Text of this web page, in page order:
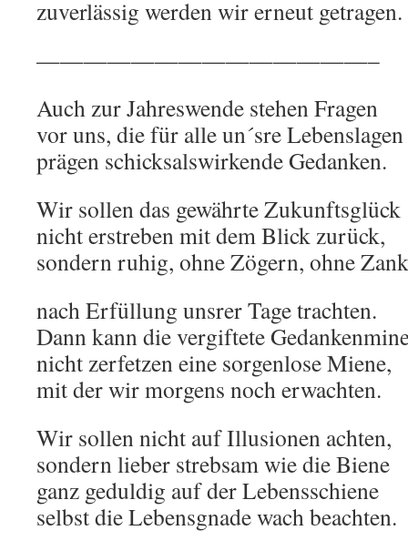
zuverlässig werden wir erneut getragen.
——————————————–
Auch zur Jahreswende stehen Fragen
vor uns, die für alle un´sre Lebenslagen
prägen schicksalswirkende Gedanken.
Wir sollen das gewährte Zukunftsglück
nicht erstreben mit dem Blick zurück,
sondern ruhig, ohne Zögern, ohne
nach Erfüllung unsrer Tage trachten.
Dann kann die vergiftete
nicht zerfetzen eine sorgenlose Miene,
mit der wir morgens noch erwachten.
Wir sollen nicht auf Illusionen achten,
sondern lieber strebsam wie die Biene
ganz geduldig auf der Lebensschiene
selbst die Lebensgnade wach beachten.